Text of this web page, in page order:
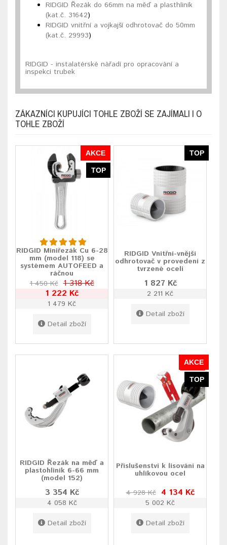
RIDGID Řezák do 66mm na měď a plasthliník
(kat.č. 31642)
RIDGID vnitřní a vojkajší odhrotovač do 50mm
(kat.č. 29993)
RIDGID - instalatérské nářadí pro opracování a
inspekci trubek
ZÁKAZNÍCI KUPUJÍCI TOHLE ZBOŽÍ SE ZAJÍMALI I O
TOHLE ZBOŽÍ
AKCE
TOP
RIDGID Miniřezák Cu 6-28
mm (model 118) se
systémem AUTOFEED a
ráčnou
1 450 Kč 1 318 Kč
1 222 Kč
1 479 Kč
Detail zboží
TOP
RIDGID Vnitřní-vnější
odhrotovač v provedení z
tvrzené oceli
1 827 Kč
2 211 Kč
Detail zboží
RIDGID Řezák na měď a
plastohliník 6-66 mm
(model 152)
3 354 Kč
4 058 Kč
Detail zboží
AKCE
TOP
Příslušenství k lisování na
uhlíkovou ocel
4 928 Kč 4 134 Kč
5 002 Kč
Detail zboží